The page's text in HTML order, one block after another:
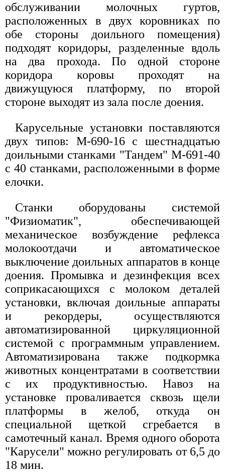
обслуживании молочных гуртов,
расположенных в двух коровниках по
обе стороны доильного помещения)
подходят коридоры, разделенные вдоль
на два прохода. По одной стороне
коридора коровы проходят на
движущуюся платформу, по второй
стороне выходят из зала после доения.
Карусельные установки поставляются
двух типов: М-690-16 с шестнадцатью
доильными станками "Тандем" М-691-40
с 40 станками, расположенными в форме
елочки.
Станки оборудованы системой
"Физиоматик", обеспечивающей
механическое возбуждение рефлекса
молокоотдачи и автоматическое
выключение доильных аппаратов в конце
доения. Промывка и дезинфекция всех
соприкасающихся с молоком деталей
установки, включая доильные аппараты
и рекордеры, осуществляются
автоматизированной циркуляционной
системой с программным управлением.
Автоматизирована также подкормка
животных концентратами в соответствии
с их продуктивностью. Навоз на
установке проваливается сквозь щели
платформы в желоб, откуда он
специальной щеткой сгребается в
самотечный канал. Время одного оборота
"Карусели" можно регулировать от 6,5 до
18 мин.